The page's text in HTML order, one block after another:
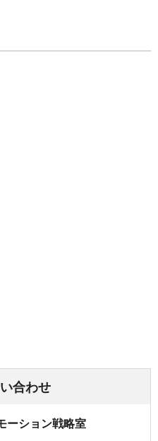
合わせ
ーション戦略室